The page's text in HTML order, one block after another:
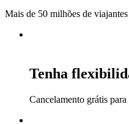
Mais de 50 milhões de
Tenha
Cancelamento grátis